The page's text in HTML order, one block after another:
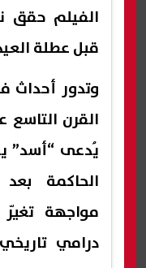
قبل عطلة
وتدور أحداث
القرن
يُدعى “أسد”
الحاكمة
مواجهة
درامي